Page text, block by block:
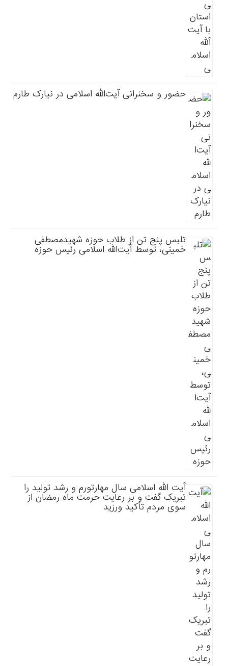
حضور و سخنرانی آیت‌الله اسلامی در نیارک طارم
تلبس پنج تن از طلاب حوزه شهیدمصطفی
خمینی، توسط آیت‌الله اسلامی رئیس حوزه
آیت الله اسلامی سال مهارتورم و رشد تولید را
تبریک گفت و بر رعایت حرمت ماه رمضان از
سوی مردم تأکید ورزید